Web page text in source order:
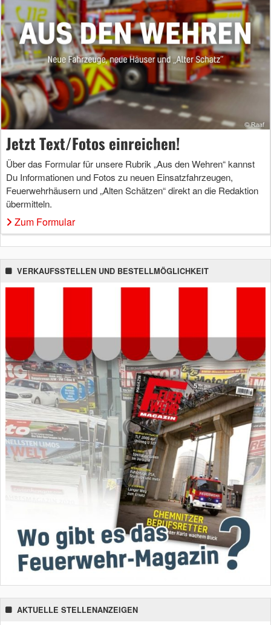
Jetzt Text/Fotos einreichen!
Über das Formular für unsere Rubrik „Aus den Wehren“ kannst
Du Informationen und Fotos zu neuen Einsatzfahrzeugen,
Feuerwehrhäusern und „Alten Schätzen“ direkt an die Redaktion
übermitteln.
Zum Formular
VERKAUFSSTELLEN UND BESTELLMÖGLICHKEIT
AKTUELLE STELLENANZEIGEN